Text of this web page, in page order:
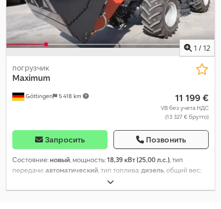
1 / 12
Göttingen 5 418 km
погрузчик
Maximum
11 199 €
VB без учета НДС
(13 327 € брутто)
Запросить Позвонить
Состояние: новый, мощность:18,39 кВт (25,00 л.с.), тип
передачи:автоматический, тип топлива:дизель, общий вес:
800 кг/м
Оборудование:кабина, полный привод, стандартный ковш,